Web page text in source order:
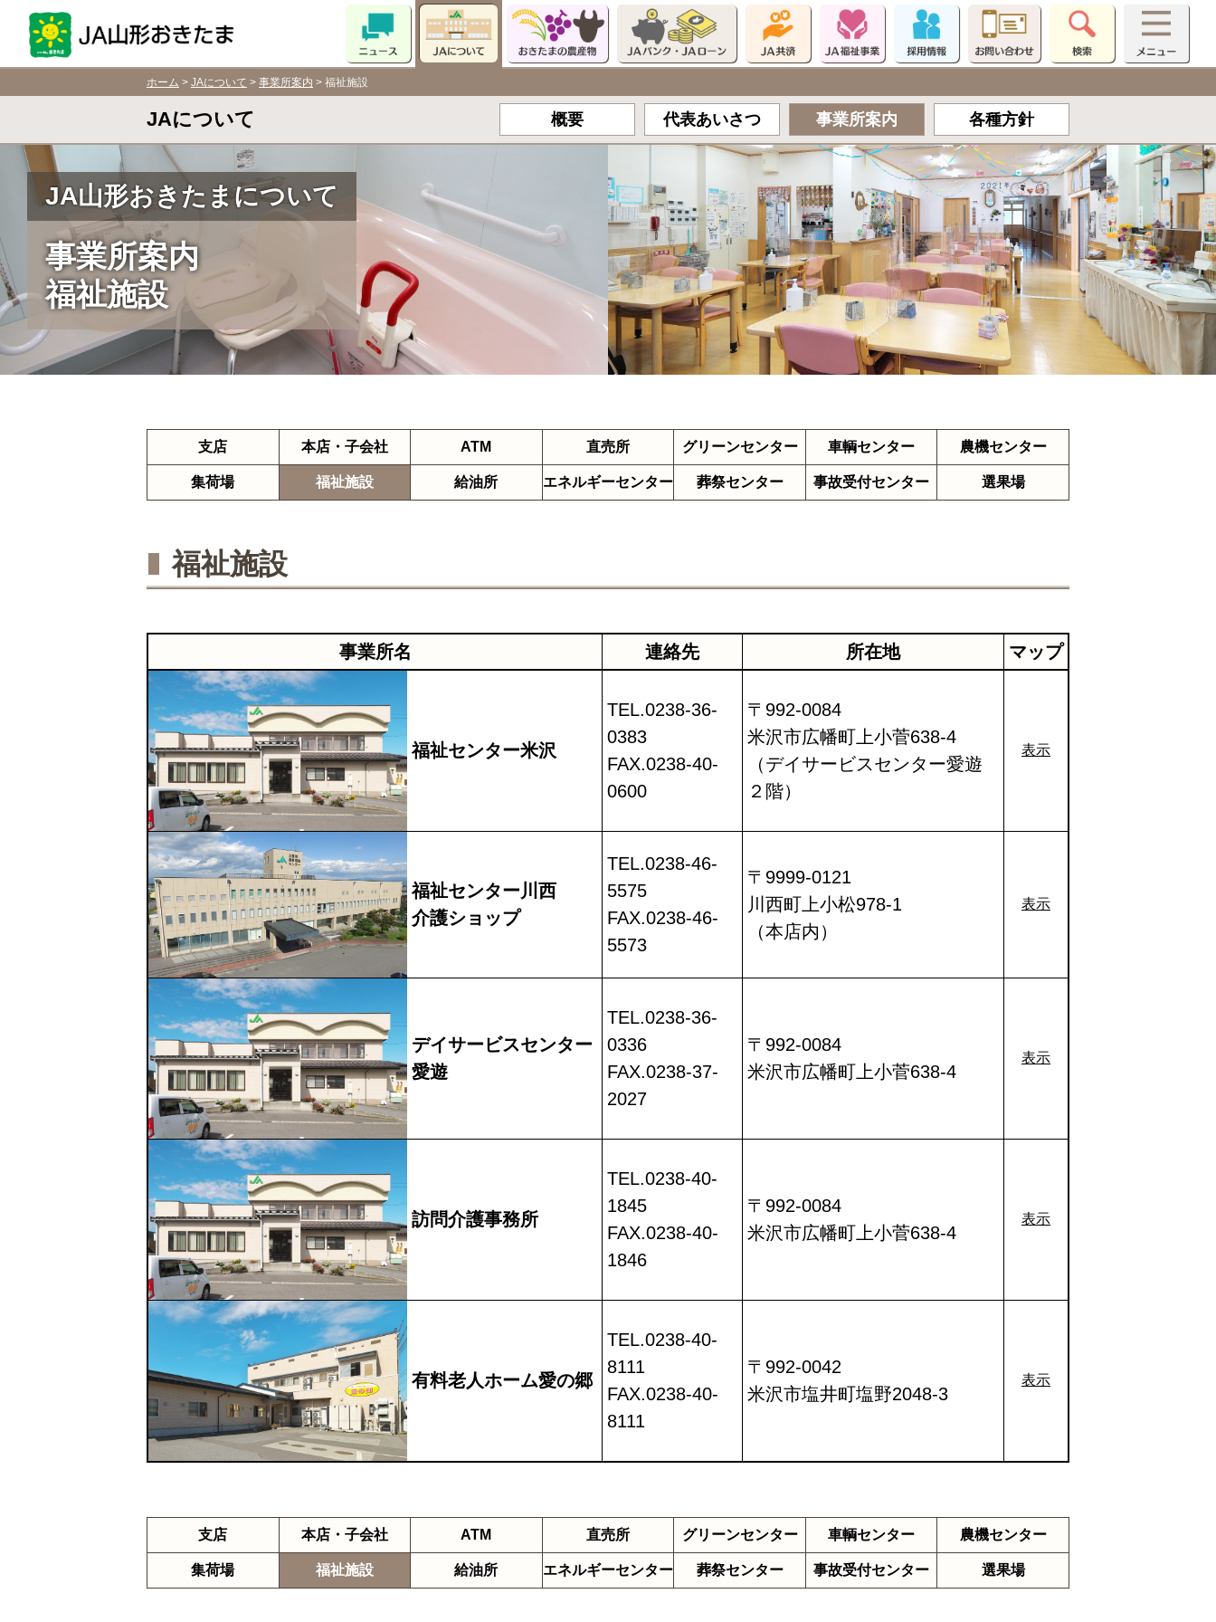
ホーム > JAについて > 事業所案内 > 福祉施設
JAについて 概要 代表あいさつ 事業所案内 各種方針
JA山形おきたまについて
事業所案内︎
福祉施設
支店 本店・子会社 ATM 直売所 グリーンセンター 車輌センター 農機センター
集荷場 福祉施設 給油所 エネルギーセンター 葬祭センター 事故受付センター 選果場
福祉施設
事業所名 連絡先 所在地 マップ
福祉センター米沢
TEL.0238-36-
0383
FAX.0238-40-
0600
〒992-0084
米沢市広幡町上小菅638-4
（デイサービスセンター愛遊
２階）
表示
福祉センター川西
介護ショップ
TEL.0238-46-
5575
FAX.0238-46-
5573
〒9999-0121
川西町上小松978-1
（本店内）
表示
デイサービスセンター
愛遊
TEL.0238-36-
0336
FAX.0238-37-
2027
〒992-0084
米沢市広幡町上小菅638-4
表示
訪問介護事務所
TEL.0238-40-
1845
FAX.0238-40-
1846
〒992-0084
米沢市広幡町上小菅638-4
表示
有料老人ホーム愛の郷
TEL.0238-40-
8111
FAX.0238-40-
8111
〒992-0042
米沢市塩井町塩野2048-3
表示
支店 本店・子会社 ATM 直売所 グリーンセンター 車輌センター 農機センター
集荷場 福祉施設 給油所 エネルギーセンター 葬祭センター 事故受付センター 選果場